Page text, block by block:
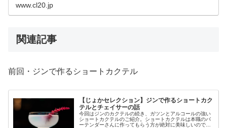
www.cl20.jp
関連記事
前回・ジンで作るショートカクテル
【じょかセレクション】ジンで作るショートカク
テルとチェイサーの話
今回はジンのカクテルの続き、ガツンとアルコールの強い
ショートカクテルのご紹介。ショートカクテルは本職のバ
ーテンダーさんに作ってもらう方が絶対に美味しいので、